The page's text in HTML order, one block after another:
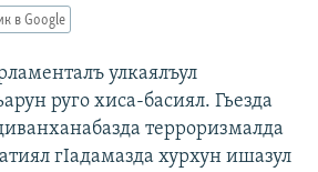
в Google
улкаялъул
руго хиса-басиял. Гьезда
терроризмалда
гIадамазда хурхун ишазул